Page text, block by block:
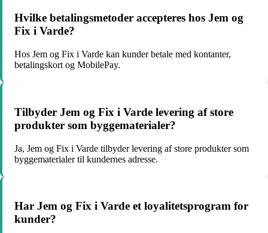
Hvilke betalingsmetoder accepteres hos Jem og
Fix i Varde?
Hos Jem og Fix i Varde kan kunder betale med kontanter,
betalingskort og MobilePay.
Tilbyder Jem og Fix i Varde levering af store
produkter som byggematerialer?
Ja, Jem og Fix i Varde tilbyder levering af store produkter som
byggematerialer til kundernes adresse.
Har Jem og Fix i Varde et loyalitetsprogram for
kunder?